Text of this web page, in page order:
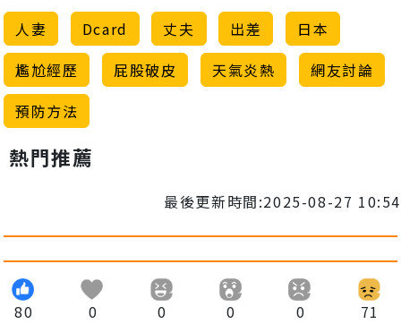
人妻 Dcard 丈夫 出差
日本
尷尬經歷
屁股破皮 天氣炎熱
網友討論
預防方法
熱門推薦
最後更新時間:2025-08-27 10:54
80 0 0 0 0 71